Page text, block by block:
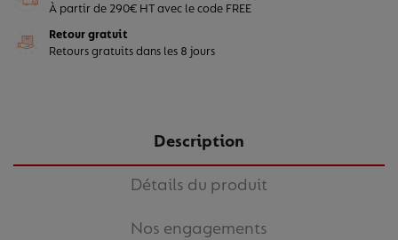
À partir de 290€ HT avec le code FREE
Retour gratuit
Retours gratuits dans les 8 jours
Description
Détails du produit
Nos engagements